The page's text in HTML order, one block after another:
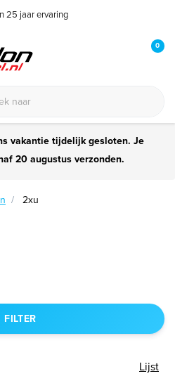
25 jaar ervaring
0
vakantie tijdelijk gesloten. Je
20 augustus verzonden.
2xu
FILTER
Lijst